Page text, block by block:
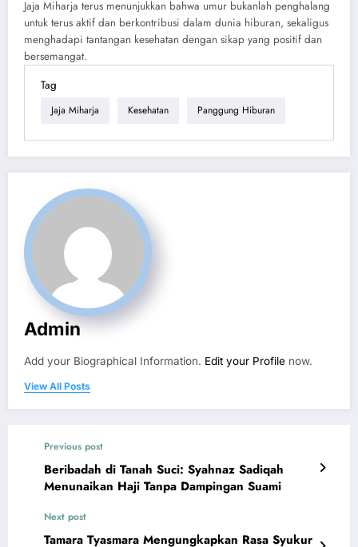
Jaja Miharja terus menunjukkan bahwa umur bukanlah penghalang
untuk terus aktif dan berkontribusi dalam dunia hiburan, sekaligus
menghadapi tantangan kesehatan dengan sikap yang positif dan
bersemangat.
Tag
Jaja Miharja Kesehatan Panggung Hiburan
Admin
Add your Biographical Information. Edit your Profile now.
View All Posts
Previous post
Beribadah di Tanah Suci: Syahnaz Sadiqah
Menunaikan Haji Tanpa Dampingan Suami
Next post
Tamara Tyasmara Mengungkapkan Rasa Syukur